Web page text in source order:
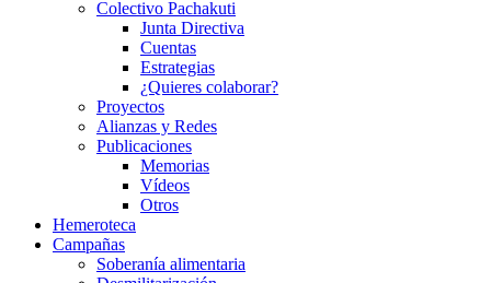
Colectivo Pachakuti
Junta Directiva
Cuentas
Estrategias
¿Quieres colaborar?
Proyectos
Alianzas y Redes
Publicaciones
Memorias
Vídeos
Otros
Hemeroteca
Campañas
Soberanía alimentaria